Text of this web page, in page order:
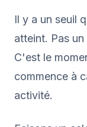
Il y a un seuil
atteint. Pas
C'est le
commence à
activité.